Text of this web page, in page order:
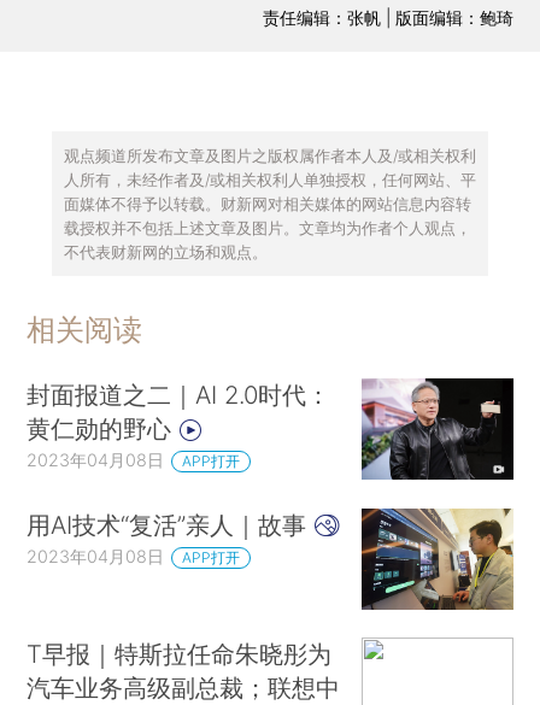
责任编辑：张帆 | 版面编辑：鲍琦
观点频道所发布文章及图片之版权属作者本人及/或相关权利
人所有，未经作者及/或相关权利人单独授权，任何网站、平
面媒体不得予以转载。财新网对相关媒体的网站信息内容转
载授权并不包括上述文章及图片。文章均为作者个人观点，
不代表财新网的立场和观点。
相关阅读
封面报道之二｜AI 2.0时代：
黄仁勋的野心
2023年04月08日 APP打开
用AI技术“复活”亲人｜故事
2023年04月08日 APP打开
T早报｜特斯拉任命朱晓彤为
汽车业务高级副总裁；联想中